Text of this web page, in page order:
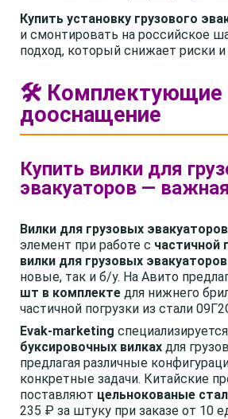
Купить установку грузового
и смонтировать на российское
подход, который снижает риски
🛠️ Комплектующие
дооснащение
Купить вилки для
эвакуаторов —
Вилки для грузовых эвакуаторов
элемент при работе с частичной
вилки для грузовых эвакуаторов
новые, так и б/у. На Авито
шт в комплекте для нижнего
частичной погрузки из стали
Evak-marketing
буксировочных вилках для
предлагая различные
конкретные задачи. Китайские
поставляют цельнокованые
235 ₽ за штуку при заказе от 10